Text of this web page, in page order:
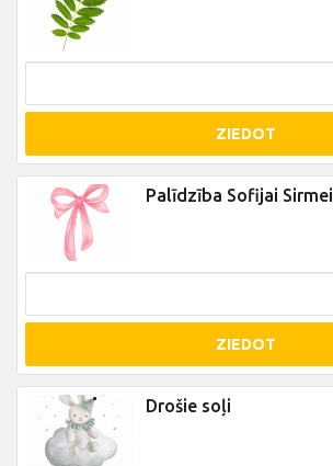
ZIEDOT
Palīdzība Sofijai Sirmei
ZIEDOT
Drošie soļi